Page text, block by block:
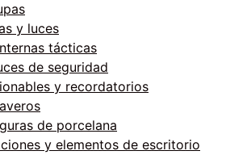
y luces
tácticas
de seguridad
y recordatorios
de porcelana
y elementos de escritorio